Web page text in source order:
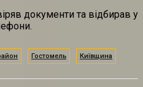
документи та відбирав у
Гостомель Київщина